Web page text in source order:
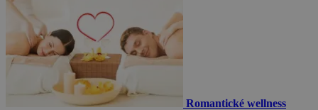
Romantické wellness